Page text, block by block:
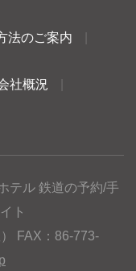
法のご案内
社概況
テル 鉄道の予約/手
ト
FAX：86-773-